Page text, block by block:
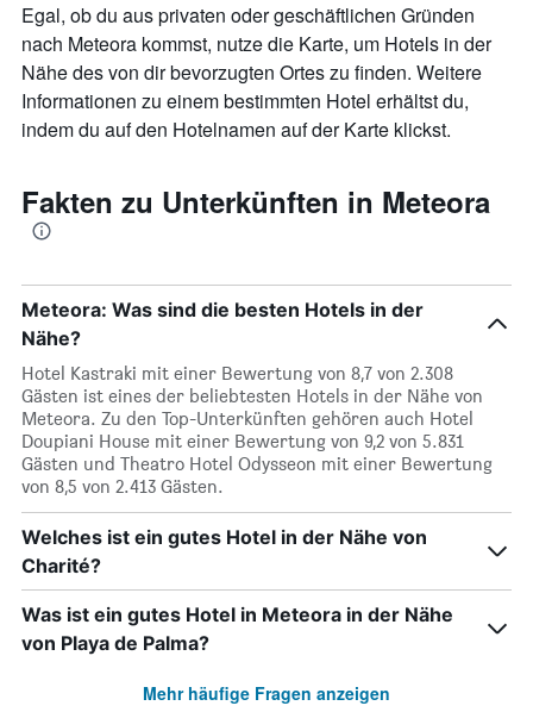
Egal, ob du aus privaten oder geschäftlichen Gründen
nach Meteora kommst, nutze die Karte, um Hotels in der
Nähe des von dir bevorzugten Ortes zu finden. Weitere
Informationen zu einem bestimmten Hotel erhältst du,
indem du auf den Hotelnamen auf der Karte klickst.
Fakten zu Unterkünften in Meteora
Meteora: Was sind die besten Hotels in der
Nähe?
Hotel Kastraki mit einer Bewertung von 8,7 von 2.308
Gästen ist eines der beliebtesten Hotels in der Nähe von
Meteora. Zu den Top-Unterkünften gehören auch Hotel
Doupiani House mit einer Bewertung von 9,2 von 5.831
Gästen und Theatro Hotel Odysseon mit einer Bewertung
von 8,5 von 2.413 Gästen.
Welches ist ein gutes Hotel in der Nähe von
Charité?
Was ist ein gutes Hotel in Meteora in der Nähe
von Playa de Palma?
Mehr häufige Fragen anzeigen